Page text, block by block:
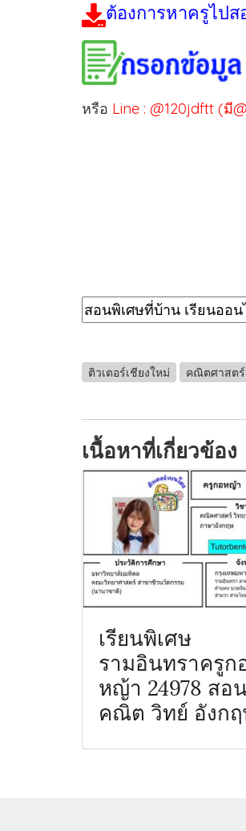
ต้องการหาครูไป
หรือ Line : @120jdftt (มี
ติวเตอร์เชียงใหม่ คณิตศาสตร์
เนื้อหาที่เกี่ยวข้อง
เรียนพิเศษ
รามอินทราครูก
หญ้า 24978 สอน
คณิต วิทย์ อังก